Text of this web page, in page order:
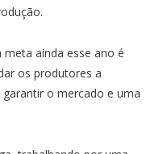
meta ainda esse ano é
os produtores a
o mercado e uma